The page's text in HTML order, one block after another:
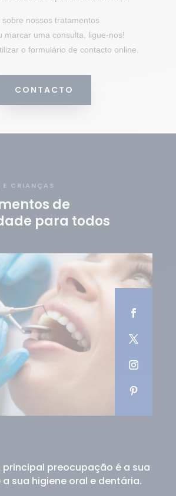
nossos tratamentos
marcar uma consulta, ligue-nos!
o formulário de contacto online.
CONTACTO
CRIANÇAS
de
para todos
principal preocupação é a sua
a sua higiene oral e dentária.